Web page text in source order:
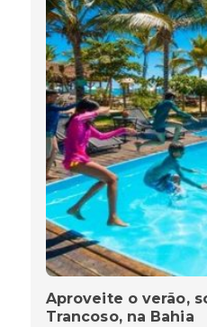
Aproveite o verão,
Trancoso, na Bahia